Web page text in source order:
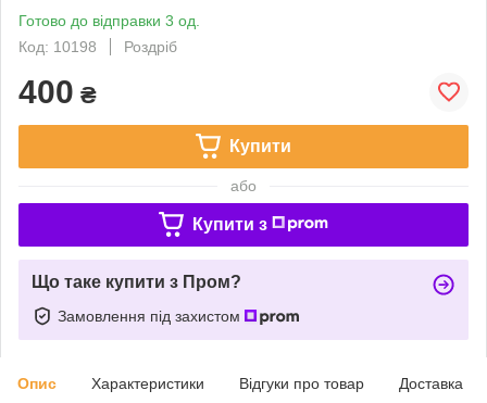
Готово до відправки 3 од.
Код: 10198
Роздріб
400 ₴
Купити
або
Купити з
Що таке купити з Пром?
Замовлення під захистом
Опис Характеристики Відгуки про товар Доставка